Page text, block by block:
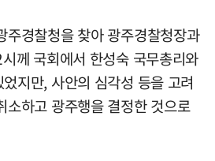
주경찰청을 찾아 광주경찰청장과
께 국회에서 한성숙 국무총리와
지만, 사안의 심각성 등을 고려
소하고 광주행을 결정한 것으로